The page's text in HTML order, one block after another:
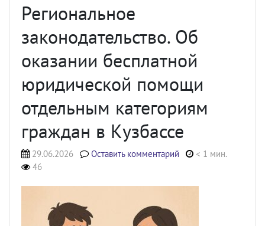
Региональное
законодательство. Об
оказании бесплатной
юридической помощи
отдельным категориям
граждан в Кузбассе
29.06.2026 Оставить комментарий
< 1 мин.
46